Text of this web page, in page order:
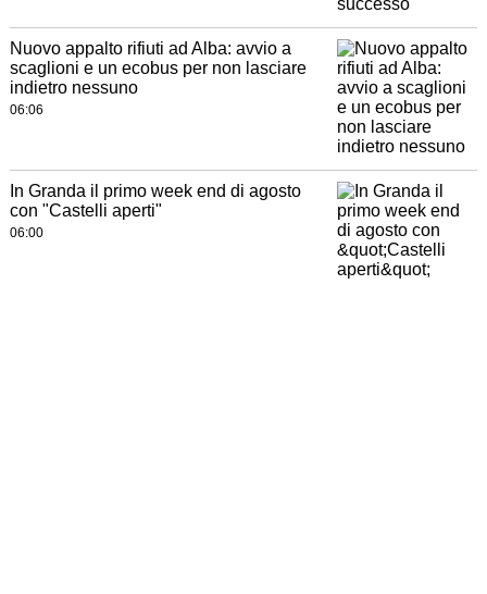
Nuovo appalto rifiuti ad Alba: avvio a
scaglioni e un ecobus per non lasciare
indietro nessuno
06:06
In Granda il primo week end di agosto
con "Castelli aperti"
06:00